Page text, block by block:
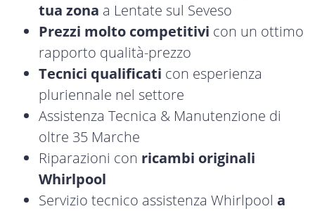
tua zona a Lentate sul Seveso
Prezzi molto competitivi con un ottimo
rapporto qualità-prezzo
Tecnici qualificati con esperienza
pluriennale nel settore
Assistenza Tecnica & Manutenzione di
oltre 35 Marche
Riparazioni con ricambi originali
Whirlpool
Servizio tecnico assistenza Whirlpool a